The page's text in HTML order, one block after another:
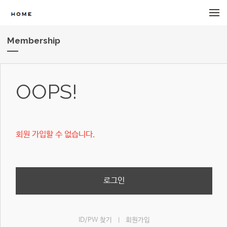
Membership
OOPS!
회원 가입할 수 없습니다.
로그인
ID/PW 찾기 회원가입